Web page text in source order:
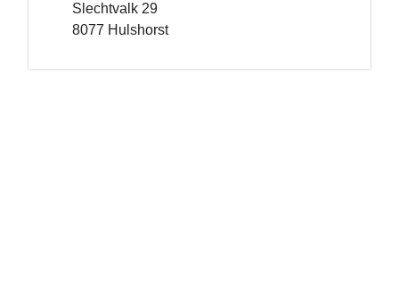
Slechtvalk 29
8077 Hulshorst